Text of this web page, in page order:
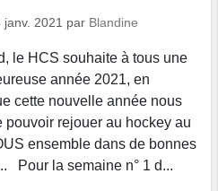
janv. 2021 par Blandine
le HCS souhaite à tous une
année 2021, en
cette nouvelle année nous
pouvoir rejouer au hockey au
ensemble dans de bonnes
Pour la semaine n° 1 d...